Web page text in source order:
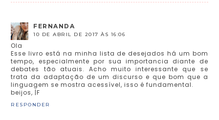
FERNANDA
10 DE ABRIL DE 2017 ÀS 16:06
Ola
Esse livro está na minha lista de desejados há um bom
tempo, especialmente por sua importancia diante de
debates tão atuais. Acho muito interessante que se
trata da adaptação de um discurso e que bom que a
linguagem se mostra acessível, isso é fundamental.
beijos, |F
RESPONDER